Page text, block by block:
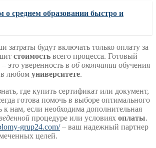
о среднем образовании быстро и
затраты будут включать только оплату за
стоимость всего процесса. Готовый
это уверенность в об окончании обучения
в любом университете.
где купить сертификат или документ,
готова помочь в выборе оптимального
нам, если необходима дополнительная
процедуре или условиях оплаты.
grup24.com/– ваш надежный партнер
целей.